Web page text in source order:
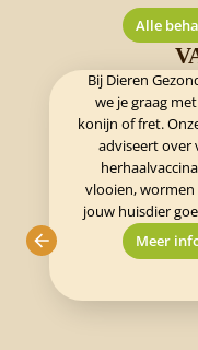
Alle
Bij Dieren
we je graag
konijn of fret.
adviseert over
vlooien,
jouw huisdier
Meer